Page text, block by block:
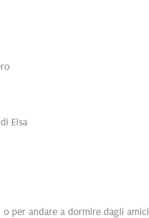
Elsa
per andare a dormire dagli amici